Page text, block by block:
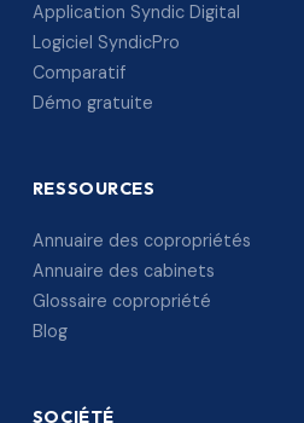
Application Syndic Digital
Logiciel SyndicPro
Comparatif
Démo gratuite
RESSOURCES
Annuaire des copropriétés
Annuaire des cabinets
Glossaire copropriété
Blog
SOCIÉTÉ